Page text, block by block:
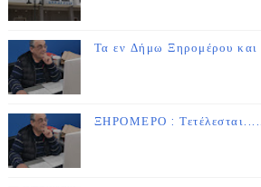
Τα εν Δήμω Ξηρομέρου και
ΞΗΡΟΜΕΡΟ :